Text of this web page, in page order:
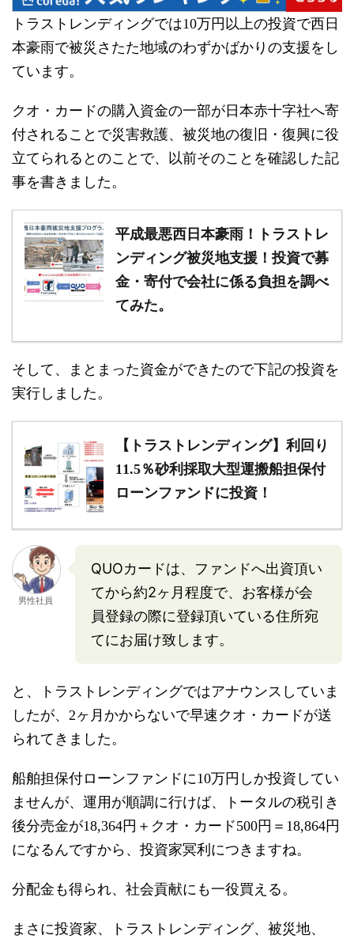
トラストレンディングでは10万円以上の投資で西日
本豪雨で被災さたた地域のわずかばかりの支援をし
ています。
クオ・カードの購入資金の一部が日本赤十字社へ寄
付されることで災害救護、被災地の復旧・復興に役
立てられるとのことで、以前そのことを確認した記
事を書きました。
平成最悪西日本豪雨！トラストレ
ンディング被災地支援！投資で募
金・寄付で会社に係る負担を調べ
てみた。
そして、まとまった資金ができたので下記の投資を
実行しました。
【トラストレンディング】利回り
11.5％砂利採取大型運搬船担保付
ローンファンドに投資！
男性社員
QUOカードは、ファンドへ出資頂い
てから約2ヶ月程度で、お客様が会
員登録の際に登録頂いている住所宛
てにお届け致します。
と、トラストレンディングではアナウンスしていま
したが、2ヶ月かからないで早速クオ・カードが送
られてきました。
船舶担保付ローンファンドに10万円しか投資してい
ませんが、運用が順調に行けば、トータルの税引き
後分売金が18,364円＋クオ・カード500円＝18,864円
になるんですから、投資家冥利につきますね。
分配金も得られ、社会貢献にも一役買える。
まさに投資家、トラストレンディング、被災地、